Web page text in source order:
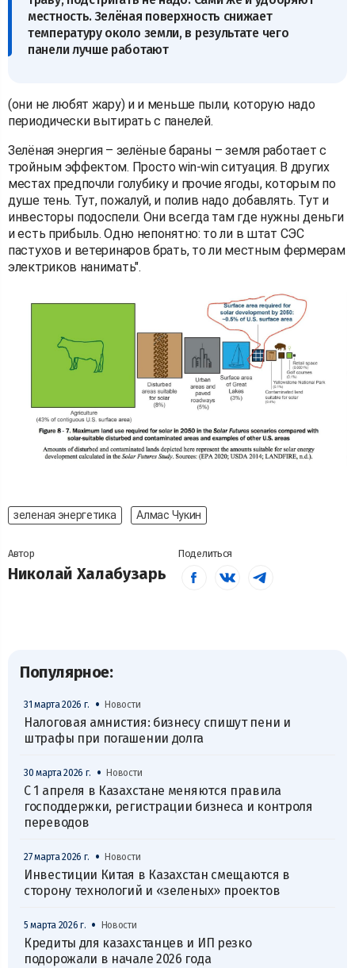
местность. Зелёная поверхность снижает
температуру около земли, в результате чего
панели лучше работают
(они не любят жару) и и меньше пыли, которую надо
периодически вытирать с панелей.
Зелёная энергия – зелёные бараны – земля работает с
тройным эффектом. Просто win-win ситуация. В других
местах предпочли голубику и прочие ягоды, которым по
душе тень. Тут, пожалуй, и полив надо добавлять. Тут и
инвесторы подоспели. Они всегда там где нужны деньги
и есть прибыль. Одно непонятно: то ли в штат СЭС
пастухов и ветеринаров брать, то ли местным фермерам
электриков нанимать".
зеленая энергетика Алмас Чукин
Автор
Николай Халабузарь
Поделиться
Популярное:
31 марта 2026 г. • Новости
Налоговая амнистия: бизнесу спишут пени и
штрафы при погашении долга
30 марта 2026 г. • Новости
С 1 апреля в Казахстане меняются правила
господдержки, регистрации бизнеса и контроля
переводов
27 марта 2026 г. • Новости
Инвестиции Китая в Казахстан смещаются в
сторону технологий и «зеленых» проектов
5 марта 2026 г. • Новости
Кредиты для казахстанцев и ИП резко
подорожали в начале 2026 года